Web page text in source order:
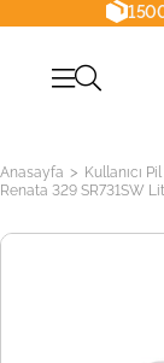
Anasayfa > Kullanıcı
Renata 329 SR731SW